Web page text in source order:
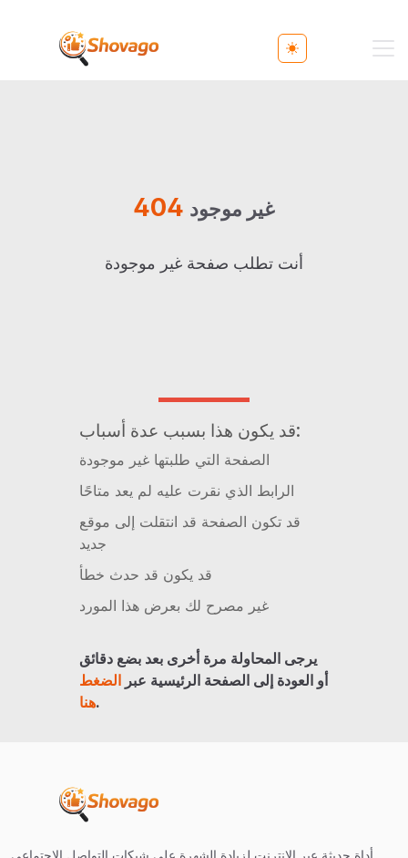
Toggle theme
404 غير موجود
أنت تطلب صفحة غير موجودة
قد يكون هذا بسبب عدة أسباب:
الصفحة التي طلبتها غير موجودة
الرابط الذي نقرت عليه لم يعد متاحًا
قد تكون الصفحة قد انتقلت إلى موقع
جديد
قد يكون قد حدث خطأ
غير مصرح لك بعرض هذا المورد
يرجى المحاولة مرة أخرى بعد بضع دقائق
أو العودة إلى الصفحة الرئيسية عبرالضغط
هنا.
أداة حديثة عبر الإنترنت لزيادة الشهرة على شبكات التواصل الاجتماعي